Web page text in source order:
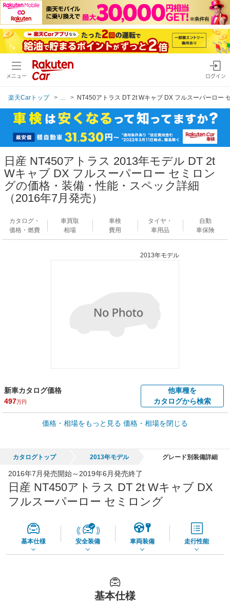
メニュー ログイン
楽天Carトップ NT450アトラス DT 2t Wキャブ DX フルスーパーロー
日産 NT450アトラス 2013年モデル DT 2t
Wキャブ DX フルスーパーロー セミロン
グの価格・装備・性能・スペック詳細
（2016年7月発売）
カタログ・
価格・燃費
車買取
相場
車検
費用
タイヤ・
車用品
自動
車保険
2013年モデル
新車カタログ価格
497万円
他車種を
カタログから検索
車買取価格 *
車買取相場
全国平均の車検価格 *
- 円
*当該価格は車種別の価格となります。
価格・相場をもっと見る 価格・相場を閉じる
カタログトップ 2013年モデル グレード別装備詳細
2016年7月発売開始～2019年6月発売終了
日産 NT450アトラス DT 2t Wキャブ DX
フルスーパーロー セミロング
基本仕様 安全装備 車両装備 走行性能
基本仕様